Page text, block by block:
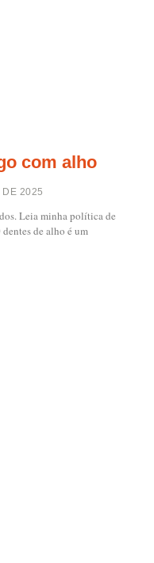
com alho
DE 2025
Leia minha política de
de alho é um